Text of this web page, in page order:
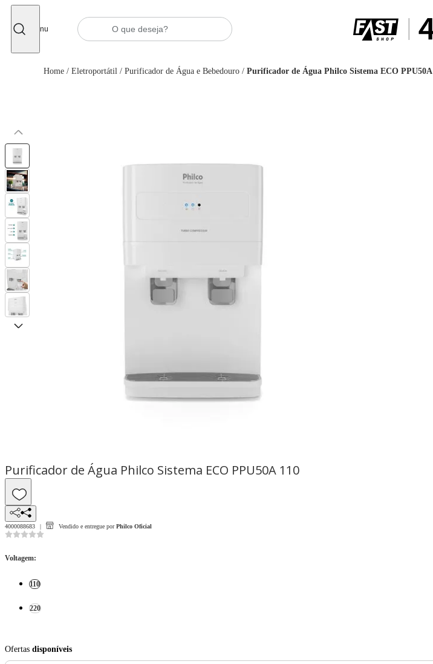
Menu
Home / Eletroportátil / Purificador de Água e Bebedouro / Purificador de Água Philco Sistema ECO PPU50A
Purificador de Água Philco Sistema ECO PPU50A 110
4000088683 Vendido e entregue por Philco Oficial
Voltagem:
110
220
Ofertas disponíveis